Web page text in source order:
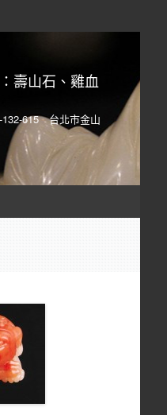
壽山石、雞血
615 台北市金山